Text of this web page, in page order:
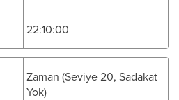
22:10:00
Zaman (Seviye 20, Sadakat
Yok)